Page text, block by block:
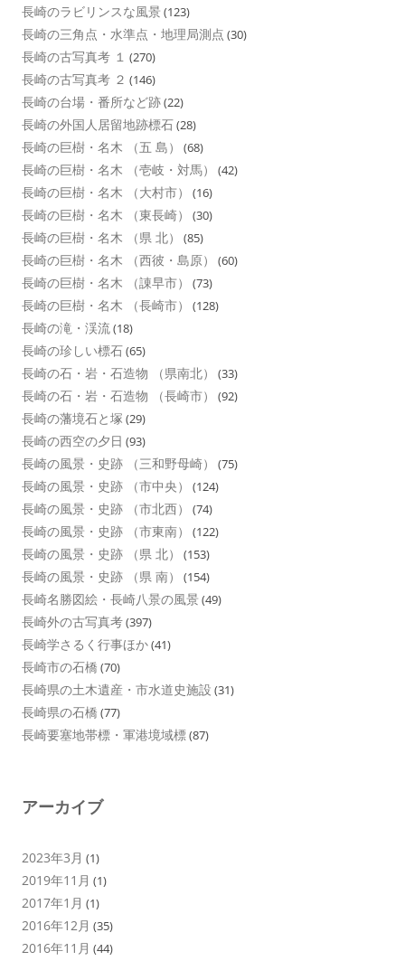
長崎のラビリンスな風景 (123)
長崎の三角点・水準点・地理局測点 (30)
長崎の古写真考 １ (270)
長崎の古写真考 ２ (146)
長崎の台場・番所など跡(22)
長崎の外国人居留地跡標石(28)
長崎の巨樹・名木 （五 島） (68)
長崎の巨樹・名木 （壱岐・対馬） (42)
長崎の巨樹・名木 （大村市） (16)
長崎の巨樹・名木 （東長崎） (30)
長崎の巨樹・名木 （県 北） (85)
長崎の巨樹・名木 （西彼・島原） (60)
長崎の巨樹・名木 （諌早市） (73)
長崎の巨樹・名木 （長崎市） (128)
長崎の滝・渓流(18)
長崎の珍しい標石(65)
長崎の石・岩・石造物 （県南北） (33)
長崎の石・岩・石造物 （長崎市） (92)
長崎の藩境石と塚 (29)
長崎の西空の夕日 (93)
長崎の風景・史跡 （三和野母崎） (75)
長崎の風景・史跡 （市中央） (124)
長崎の風景・史跡 （市北西） (74)
長崎の風景・史跡 （市東南） (122)
長崎の風景・史跡 （県 北） (153)
長崎の風景・史跡 （県 南） (154)
長崎名勝図絵・長崎八景の風景 (49)
長崎外の古写真考(397)
長崎学さるく行事ほか(41)
長崎市の石橋 (70)
長崎県の土木遺産・市水道史施設 (31)
長崎県の石橋 (77)
長崎要塞地帯標・軍港境域標(87)
アーカイブ
2023年3月 (1)
2019年11月 (1)
2017年1月 (1)
2016年12月 (35)
2016年11月 (44)